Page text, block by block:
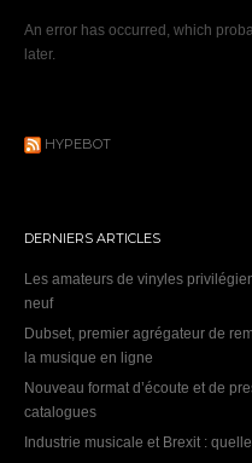
An error has occurred, which
later.
HYPEBOT
DERNIERS ARTICLES
Les amateurs de vinyles
neuf
Dubset, premier agrégateur de
la musique en ligne
Nouveau format d’écoute et de
catalogues
Industrie musicale et Brexit :